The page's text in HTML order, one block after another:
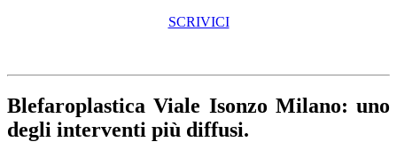
SCRIVICI
Blefaroplastica Viale Isonzo Milano: uno
degli interventi più diffusi.